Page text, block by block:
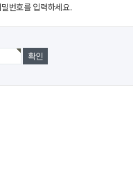
번호를 입력하세요.